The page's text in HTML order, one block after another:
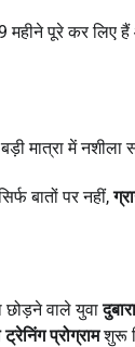
महीने पूरे कर
मात्रा में नशीला
बातों पर नहीं,
वाले युवा
प्रोग्रामशुरू